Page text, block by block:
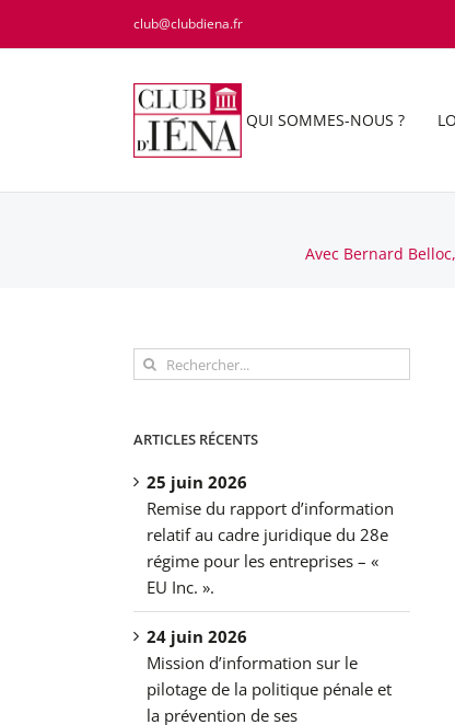
club@clubdiena.fr
QUI SOMMES-NOUS ?
Avec Bernard
Rechercher:
ARTICLES RÉCENTS
25 juin 2026
Remise du rapport d’information
relatif au cadre juridique du 28e
régime pour les entreprises – «
EU Inc. ».
24 juin 2026
Mission d’information sur le
pilotage de la politique pénale et
la prévention de ses